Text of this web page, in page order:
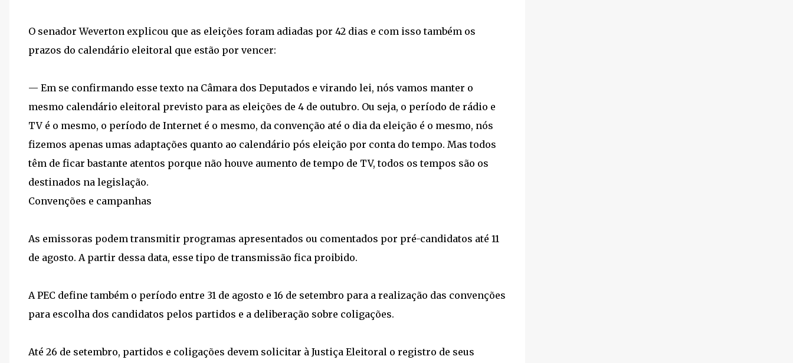
O senador Weverton explicou que as eleições foram adiadas por 42 dias e com isso também os
prazos do calendário eleitoral que estão por vencer:
— Em se confirmando esse texto na Câmara dos Deputados e virando lei, nós vamos manter o
mesmo calendário eleitoral previsto para as eleições de 4 de outubro. Ou seja, o período de rádio e
TV é o mesmo, o período de Internet é o mesmo, da convenção até o dia da eleição é o mesmo, nós
fizemos apenas umas adaptações quanto ao calendário pós eleição por conta do tempo. Mas todos
têm de ficar bastante atentos porque não houve aumento de tempo de TV, todos os tempos são os
destinados na legislação.
Convenções e campanhas
As emissoras podem transmitir programas apresentados ou comentados por pré-candidatos até 11
de agosto. A partir dessa data, esse tipo de transmissão fica proibido.
A PEC define também o período entre 31 de agosto e 16 de setembro para a realização das convenções
para escolha dos candidatos pelos partidos e a deliberação sobre coligações.
Até 26 de setembro, partidos e coligações devem solicitar à Justiça Eleitoral o registro de seus